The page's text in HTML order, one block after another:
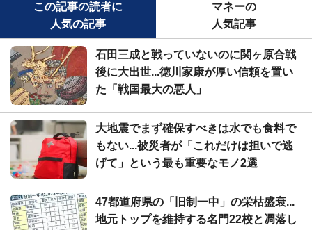
この記事の読者に
人気の記事
マネーの
人気記事
石田三成と戦っていないのに関ヶ原合戦
後に大出世...徳川家康が厚い信頼を置い
た「戦国最大の悪人」
大地震でまず確保すべきは水でも食料で
もない...被災者が「これだけは担いで逃
げて」という最も重要なモノ2選
47都道府県の「旧制一中」の栄枯盛衰...
地元トップを維持する名門22校と凋落し